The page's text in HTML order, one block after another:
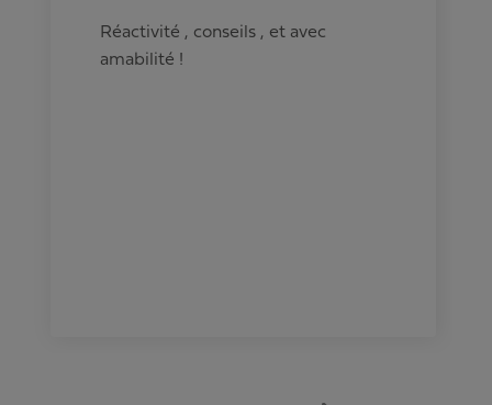
Réactivité , conseils , et avec
amabilité !